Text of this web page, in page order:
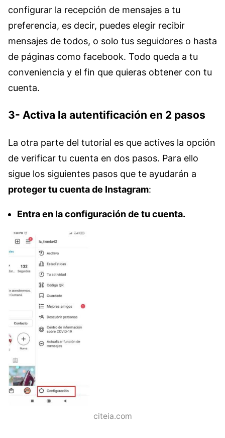
configurar la recepción de mensajes a tu
preferencia, es decir, puedes elegir recibir
mensajes de todos, o solo tus seguidores o hasta
de páginas como facebook. Todo queda a tu
conveniencia y el fin que quieras obtener con tu
cuenta.
3- Activa la autentificación en 2 pasos
La otra parte del tutorial es que actives la opción
de verificar tu cuenta en dos pasos. Para ello
sigue los siguientes pasos que te ayudarán a
proteger tu cuenta de Instagram:
Entra en la configuración de tu cuenta.
citeia.com